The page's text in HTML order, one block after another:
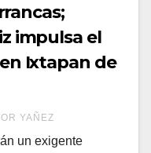
impulsa el
Ixtapan de
YAÑEZ
un exigente